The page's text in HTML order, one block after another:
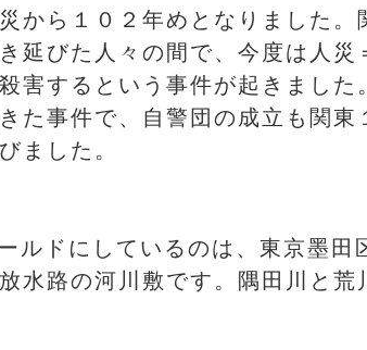
から１０２年めとなりました。
延びた人々の間で、今度は人災
害するという事件が起きました
た事件で、自警団の成立も関東
ました。
ルドにしているのは、東京墨田
水路の河川敷です。隅田川と荒